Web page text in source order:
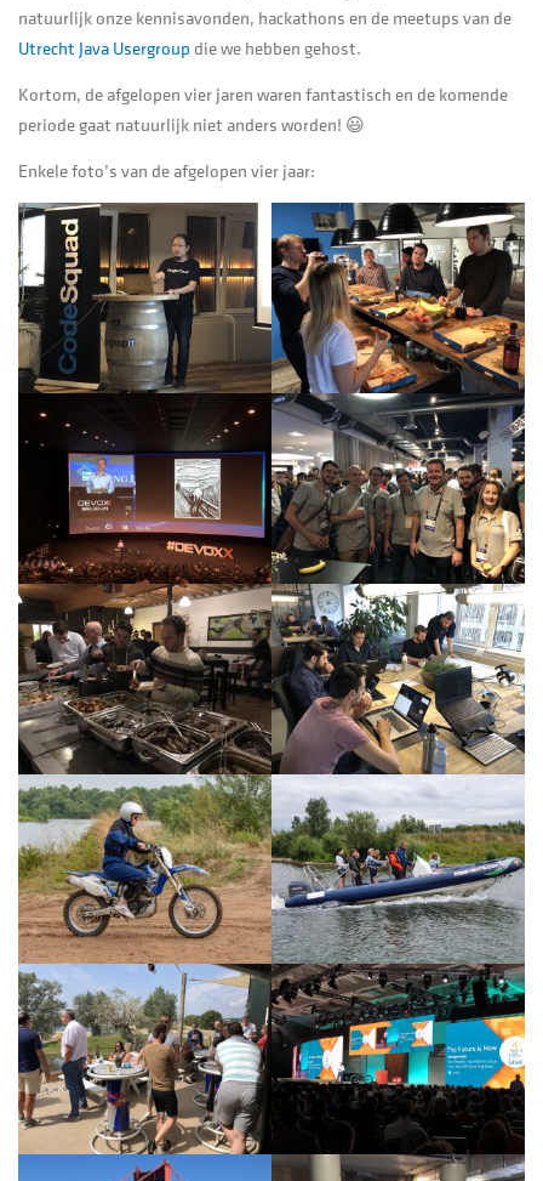
natuurlijk onze kennisavonden, hackathons en de meetups van de
Utrecht Java Usergroup die we hebben gehost.
Kortom, de afgelopen vier jaren waren fantastisch en de komende
periode gaat natuurlijk niet anders worden! 😃
Enkele foto’s van de afgelopen vier jaar: